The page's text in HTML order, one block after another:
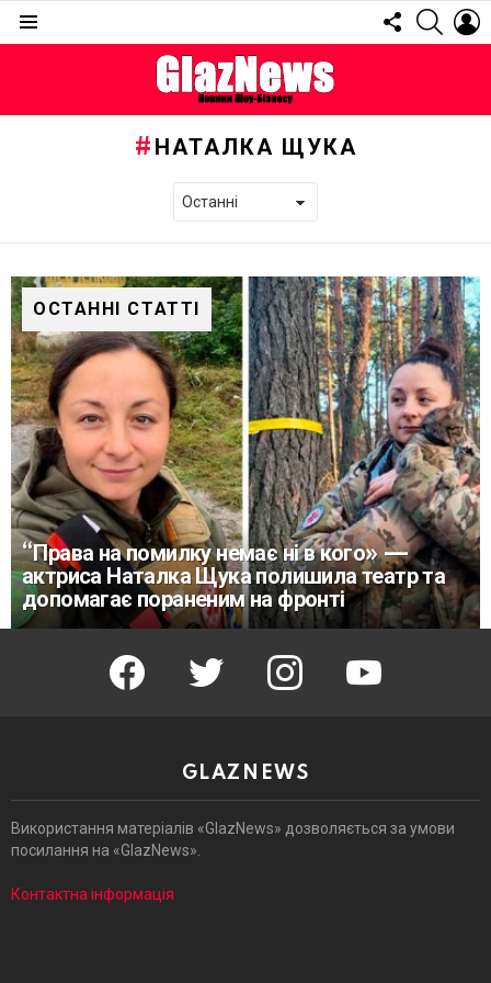
FOLLOW
US
НАТАЛКА ЩУКА
ОСТАННІ СТАТТІ
“Права на помилку немає ні в кого» —
актриса Наталка Щука полишила театр та
допомагає пораненим на фронті
facebook twitter instagram youtube
GLAZNEWS
Використання матеріалів «GlazNews» дозволяється за умови
посилання на «GlazNews».
Контактна інформація